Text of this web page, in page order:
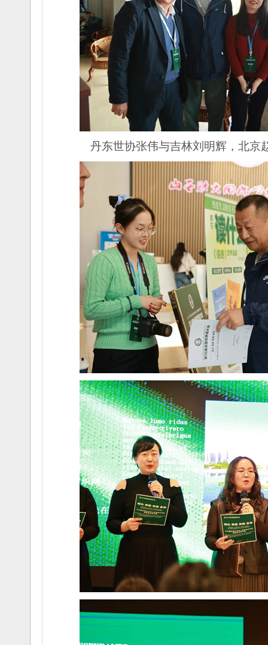
丹东世协张伟与吉林刘明辉，北京